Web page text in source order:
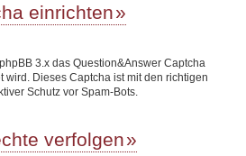
einrichten
3.x das Question&Answer Captcha
wird. Dieses Captcha ist mit den richtigen
Schutz vor Spam-Bots.
verfolgen